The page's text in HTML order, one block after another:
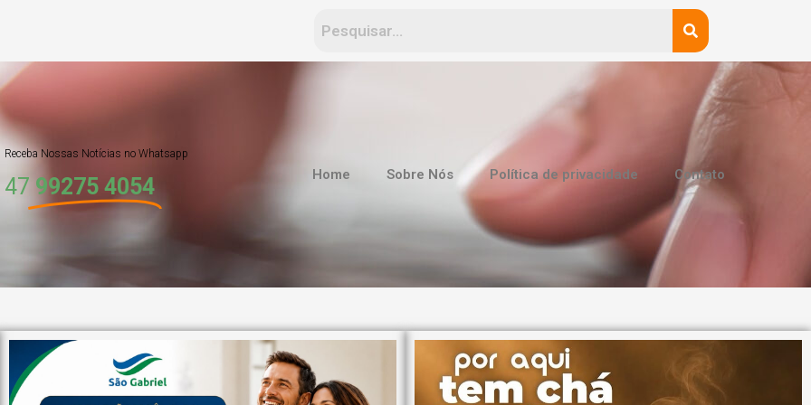
Receba Nossas Notícias no Whatsapp
47 99275 4054 Home Sobre Nós Política de privacidade Contato